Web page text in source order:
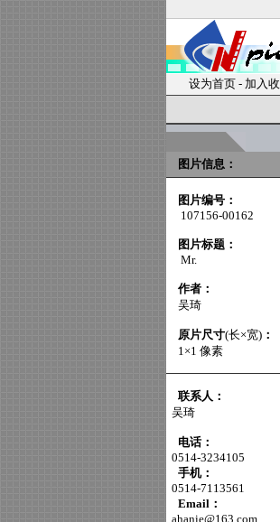
设为首页 - 加入
图片信息：
图片编号：
107156-00162
图片标题：
Mr.
作者：
吴琦
原片尺寸(长×宽) ：
1×1 像素
联系人：
吴琦
电话：
0514-3234105
手机：
0514-7113561
Email：
ahanie@163.com